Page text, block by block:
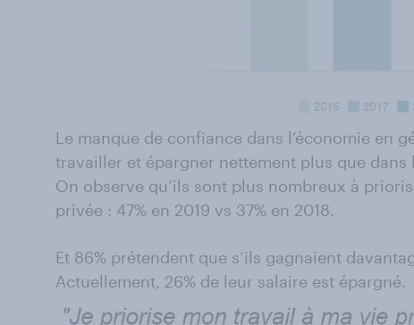
Le manque de confiance dans l’économie en
travailler et épargner nettement plus que dans
On observe qu’ils sont plus nombreux à
privée : 47% en 2019 vs 37% en 2018.
Et 86% prétendent que s’ils gagnaient
Actuellement, 26% de leur salaire est épargné.